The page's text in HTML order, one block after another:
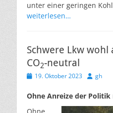
unter einer geringen
weiterlesen…
Schwere Lkw
CO2-neutral
Veröffentlicht
19. Oktober 2023 Autor
gh
Ohne Anreize der